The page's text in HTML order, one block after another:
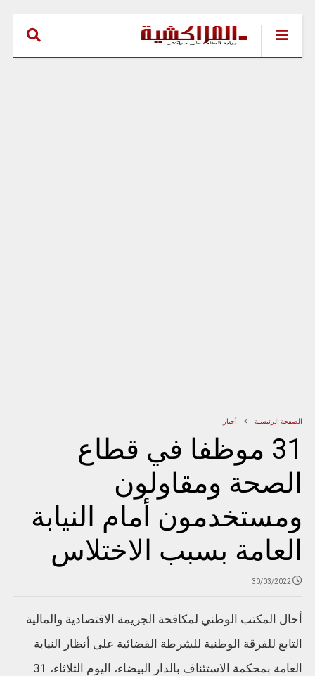
الصفحة الرئيسية أخبار
31 موظفا في قطاع
الصحة ومقاولون
ومستخدمون أمام النيابة
العامة بسبب الاختلاس
30/03/2022
أحال المكتب الوطني لمكافحة الجريمة الاقتصادية والمالية
التابع للفرقة الوطنية للشرطة القضائية على أنظار النيابة
العامة بمحكمة الاستئناف بالدار البيضاء، اليوم الثلاثاء، 31